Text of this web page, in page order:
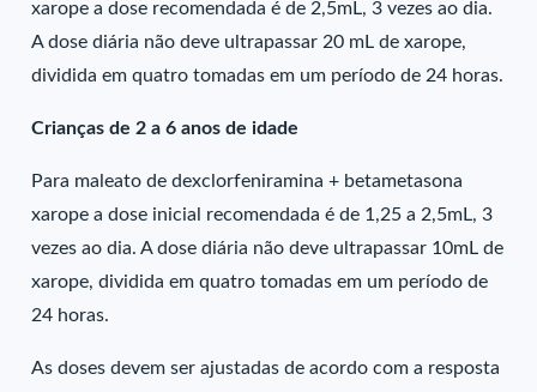
xarope a dose recomendada é de 2,5mL, 3 vezes ao dia.
A dose diária não deve ultrapassar 20 mL de xarope,
dividida em quatro tomadas em um período de 24 horas.
Crianças de 2 a 6 anos de idade
Para maleato de dexclorfeniramina + betametasona
xarope a dose inicial recomendada é de 1,25 a 2,5mL, 3
vezes ao dia. A dose diária não deve ultrapassar 10mL de
xarope, dividida em quatro tomadas em um período de
24 horas.
As doses devem ser ajustadas de acordo com a resposta